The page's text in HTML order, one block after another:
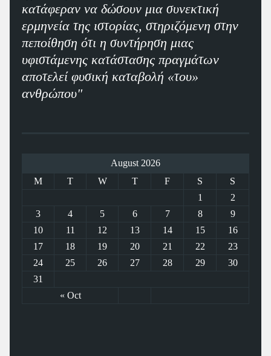
κατάφεραν να δώσουν μια συνεκτική
ερμηνεία της ιστορίας, στηριζόμενη στην
πεποίθηση ότι η συντήρηση μιας
υφιστάμενης κατάστασης πραγμάτων
αποτελεί φυσική καταβολή «του»
ανθρώπου"
August 2026
M
T W T F S S
« Oct
1
2
3
4 5 6 7 8
9
10
11 12 13 14 15
16
17
18 19 20 21 22
23
24
25 26 27 28 29
30
31